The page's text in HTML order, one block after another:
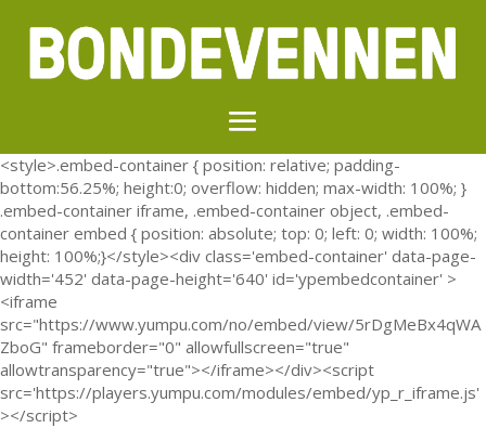
<style>.embed-container { position: relative; padding-
bottom:56.25%; height:0; overflow: hidden; max-width: 100%; }
.embed-container iframe, .embed-container object, .embed-
container embed { position: absolute; top: 0; left: 0; width: 100%;
height: 100%;}</style><div class='embed-container' data-page-
width='452' data-page-height='640' id='ypembedcontainer' >
<iframe
src="https://www.yumpu.com/no/embed/view/5rDgMeBx4qWA
ZboG" frameborder="0" allowfullscreen="true"
allowtransparency="true"></iframe></div><script
src='https://players.yumpu.com/modules/embed/yp_r_iframe.js'
></script>